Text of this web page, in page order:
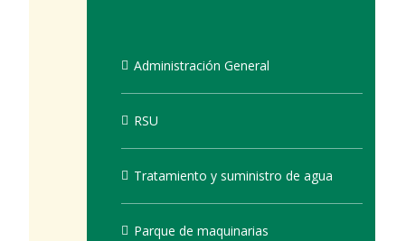
Administración General
RSU
Tratamiento y suministro de agua
Parque de maquinarias